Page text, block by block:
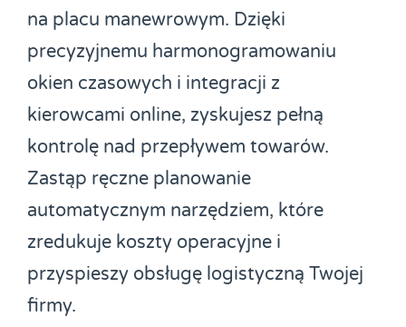
na placu manewrowym. Dzięki
precyzyjnemu harmonogramowaniu
okien czasowych i integracji z
kierowcami online, zyskujesz pełną
kontrolę nad przepływem towarów.
Zastąp ręczne planowanie
automatycznym narzędziem, które
zredukuje koszty operacyjne i
przyspieszy obsługę logistyczną Twojej
firmy.